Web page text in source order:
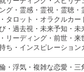
グ・霊感・霊視・霊聴・
・タロット・オラクルカー
・過去視・未来予知・未
リーディング・前世・来
ち・インスピレーション
・浮気・複雑な恋愛・三